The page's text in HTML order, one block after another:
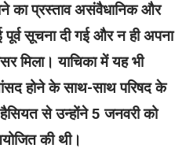
का प्रस्ताव असंवैधानिक और
सूचना दी गई और न ही अपना
मिला। याचिका में यह भी
होने के साथ-साथ परिषद के
से उन्होंने 5 जनवरी को
की थी।